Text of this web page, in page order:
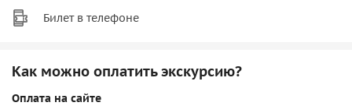
Билет в телефоне
Как можно оплатить экскурсию?
Оплата на сайте